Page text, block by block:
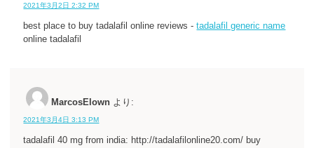
2021年3月2日 2:32 PM
best place to buy tadalafil online reviews -tadalafil generic name
online tadalafil
MarcosElown より:
2021年3月4日 3:13 PM
tadalafil 40 mg from india: http://tadalafilonline20.com/ buy